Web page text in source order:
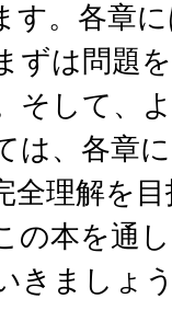
す。各章
ずは問題
そして、
は、各章
全理解を
の本を通
きましょ